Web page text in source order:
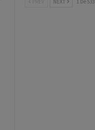
NEXT 1 De 533